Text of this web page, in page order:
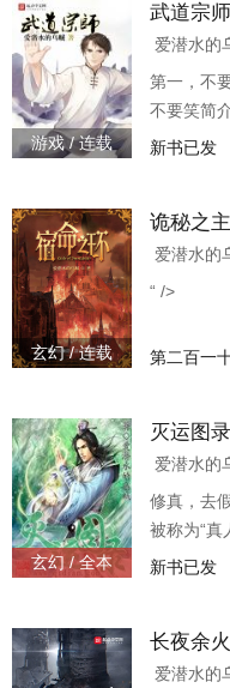
游戏 / 连载
武道宗师
爱潜水的
第一，不
不要笑简
明本书风
各样的武
到武道一
想，向着
新书已发
玄幻 / 连载
诡秘之
爱潜水的
“ />
第二百一
玄幻 / 全本
灭运图录
爱潜水的
修真，去
被称为“真
图录，灭
三三九六零
新书已发
长夜余火
爱潜水的